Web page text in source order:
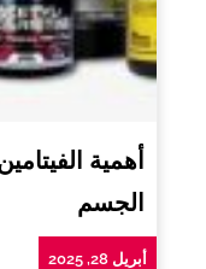
الجسم
أبريل 28, 2025